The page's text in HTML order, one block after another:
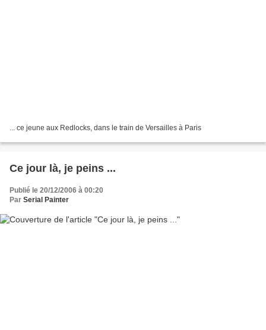
... ce jeune aux Redlocks, dans le train de Versailles à Paris
Ce jour là, je peins ...
Publié le 20/12/2006 à 00:20
Par Serial Painter